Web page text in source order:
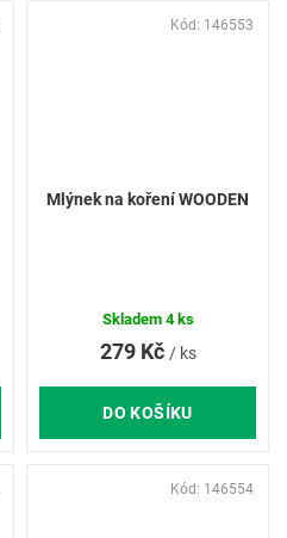
Mlýnek na koření WOODEN
279 Kč / ks
DO KOŠÍKU
Skladem 4 ks
Kód: 146553
Kód: 146554